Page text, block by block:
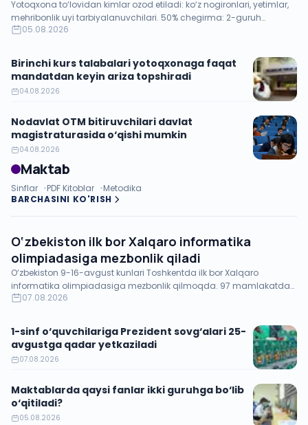
Yotoqxona to‘lovidan kimlar ozod etiladi: ko‘z nogironlari, yetimlar,
mehribonlik uyi tarbiyalanuvchilari. 50% chegirma: 2-guruh
nogironlari va faol talabalar.
05.08.2026
Birinchi kurs talabalari yotoqxonaga faqat
mandatdan keyin ariza topshiradi
04.08.2026
Nodavlat OTM bitiruvchilari davlat
magistraturasida o‘qishi mumkin
04.08.2026
Maktab
Sinflar PDF Kitoblar
Metodika
BARCHASINI KO'RISH
O‘zbekiston ilk bor Xalqaro informatika
olimpiadasiga mezbonlik qiladi
O‘zbekiston 9-16-avgust kunlari Toshkentda ilk bor Xalqaro
informatika olimpiadasiga mezbonlik qilmoqda. 97 mamlakatdan
386 o‘quvchi.
07.08.2026
1-sinf o‘quvchilariga Prezident sovg‘alari 25-
avgustga qadar yetkaziladi
07.08.2026
Maktablarda qaysi fanlar ikki guruhga bo‘lib
o‘qitiladi?
05.08.2026